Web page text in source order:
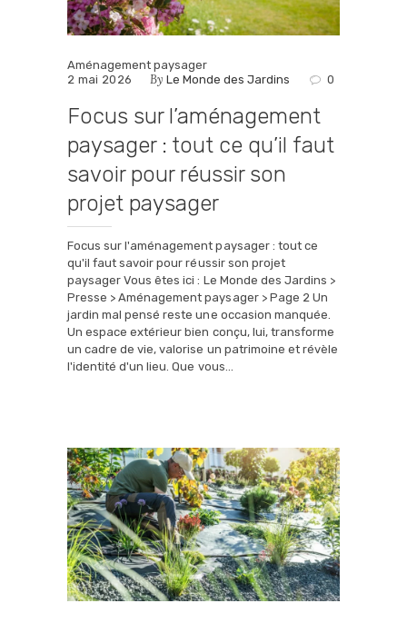
Aménagement paysager
2 mai 2026
By Le Monde des Jardins 0
Focus sur l’aménagement
paysager : tout ce qu’il faut
savoir pour réussir son
projet paysager
Focus sur l'aménagement paysager : tout ce
qu'il faut savoir pour réussir son projet
paysager Vous êtes ici : Le Monde des Jardins >
Presse > Aménagement paysager > Page 2 Un
jardin mal pensé reste une occasion manquée.
Un espace extérieur bien conçu, lui, transforme
un cadre de vie, valorise un patrimoine et révèle
l'identité d'un lieu. Que vous…